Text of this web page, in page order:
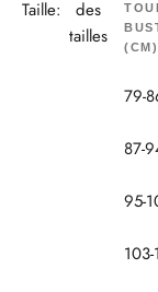
Taille:
des
tailles
(CM)
79-
87-
95-